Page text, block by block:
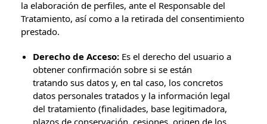
la elaboración de perfiles, ante el Responsable del
Tratamiento, así como a la retirada del consentimiento
prestado.
Derecho de Acceso: Es el derecho del usuario a
obtener confirmación sobre si se están
tratando sus datos y, en tal caso, los concretos
datos personales tratados y la información legal
del tratamiento (finalidades, base legitimadora,
plazos de conservación, cesiones, origen de los